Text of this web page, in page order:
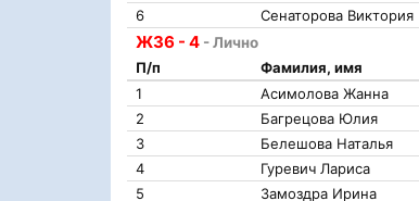
6
Сенаторова Виктория
Ж36 - 4 - Лично
П/п
Фамилия, имя
1
Асимолова Жанна
2
Багрецова Юлия
3
Белешова Наталья
4
Гуревич Лариса
5
Замоздра Ирина